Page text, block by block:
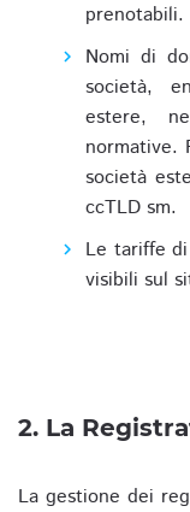
prenotabili.
Nomi di
società,
estere,
normative.
società
ccTLD sm.
Le tariffe
visibili sul
2. La
La gestione dei